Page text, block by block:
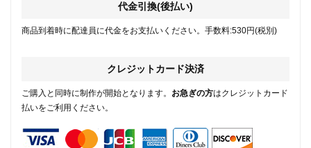
代金引換(後払い)
商品到着時に配達員に代金をお支払いください。手数料:530円(税別)
クレジットカード決済
ご購入と同時に制作が開始となります。 お急ぎの方はクレジットカード
払いをご利用ください。